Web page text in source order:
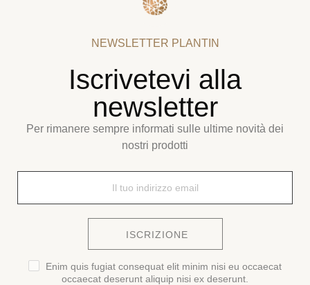
NEWSLETTER PLANTIN
Iscrivetevi alla
newsletter
Per rimanere sempre informati sulle ultime novità dei
nostri prodotti
ISCRIZIONE
Enim quis fugiat consequat elit minim nisi eu occaecat
occaecat deserunt aliquip nisi ex deserunt.